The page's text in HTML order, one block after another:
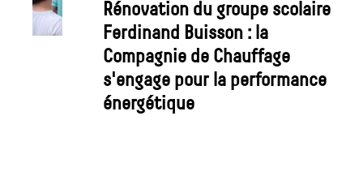
Rénovation du groupe scolaire
Ferdinand Buisson : la
Compagnie de Chauffage
s'engage pour la performance
énergétique